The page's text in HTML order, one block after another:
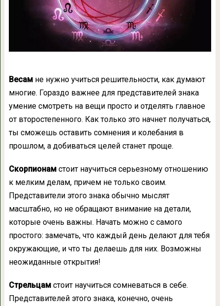
Весам не нужно учиться решительности, как думают
многие. Гораздо важнее для представителей знака
умение смотреть на вещи просто и отделять главное
от второстепенного. Как только это начнет получаться,
ты сможешь оставить сомнения и колебания в
прошлом, а добиваться целей станет проще.
Скорпионамстоит научиться серьезному отношению
к мелким делам, причем не только своим.
Представители этого знака обычно мыслят
масштабно, но не обращают внимание на детали,
которые очень важны. Начать можно с самого
простого: замечать, что каждый день делают для тебя
окружающие, и что ты делаешь для них. Возможны
неожиданные открытия!
Стрельцамстоит научиться сомневаться в себе.
Представителей этого знака, конечно, очень